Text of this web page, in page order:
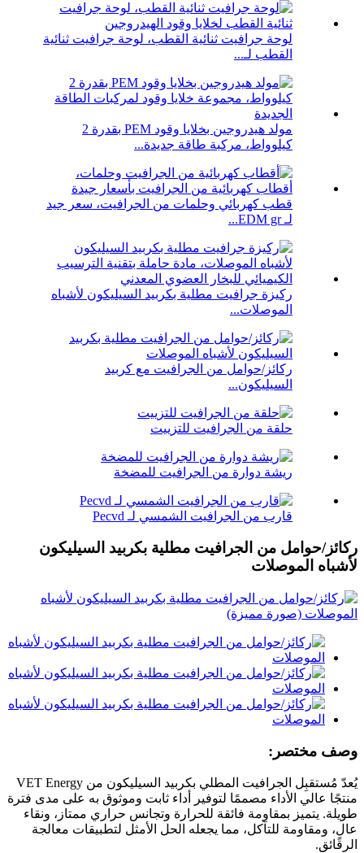
لوحة جرافيت ثنائية القطب، لوحة جرافيت ثنائية
القطب لـ...
مولد هيدروجين بخلايا وقود PEM بقدرة 2
كيلوواط، مركبة طاقة جديدة...
قطب كهربائي وحلمات من الجرافيت، سعر جيد
لـ EDM gr...
ركيزة جرافيت مطلية بكربيد السيليكون لأشباه
الموصلات...
ركائز/حوامل من الجرافيت مع كربيد
السيليكون...
حلقة من الجرافيت للتزييت
ريشة دوارة من الجرافيت للمضخة
قارب من الجرافيت الشمسي لـ Pecvd
ركائز/حوامل من الجرافيت مطلية بكربيد السيليكون
لأشباه الموصلات
وصف مختصر:
يُعدّ مُستقبِل الجرافيت المطلي بكربيد السيليكون من VET Energy
منتجًا عالي الأداء مصممًا لتوفير أداء ثابت وموثوق به على مدى فترة
طويلة. يتميز بمقاومة فائقة للحرارة وتجانس حراري ممتاز، ونقاء
عالٍ، ومقاومة للتآكل، مما يجعله الحل الأمثل لتطبيقات معالجة
الرقائق.